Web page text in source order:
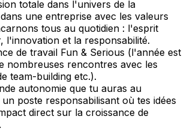
totale dans l'univers de la
une entreprise avec les valeurs
tous au quotidien : l'esprit
l'innovation et la responsabilité.
de travail Fun & Serious (l'année est
nombreuses rencontres avec les
team-building etc.).
autonomie que tu auras au
poste responsabilisant où tes idées
direct sur la croissance de